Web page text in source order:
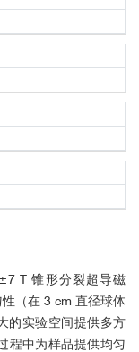
T 锥形分裂超导磁
（在 3 cm 直径球体
的实验空间提供多方
程中为样品提供均匀
缘体的证据
2
2
在不同时间段的演变